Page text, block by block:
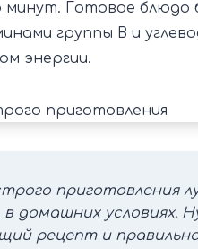
минут. Готовое блюдо
группы В и
энергии.
приготовления
домашних условиях.
рецепт и